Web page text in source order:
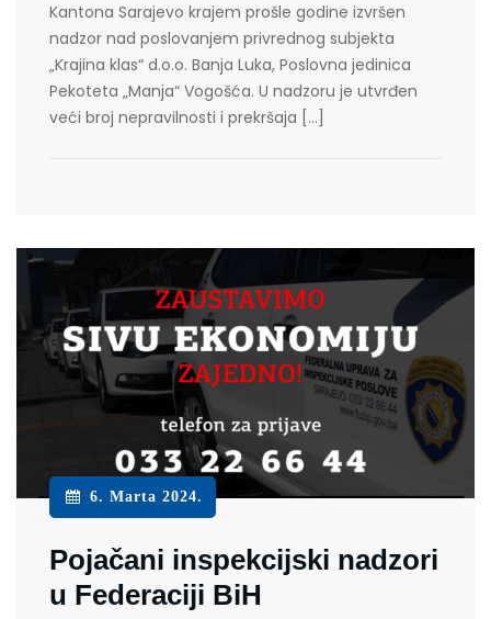
Kantona Sarajevo krajem prošle godine izvršen
nadzor nad poslovanjem privrednog subjekta
„Krajina klas“ d.o.o. Banja Luka, Poslovna jedinica
Pekoteta „Manja“ Vogošća. U nadzoru je utvrđen
veći broj nepravilnosti i prekršaja […]
6. Marta 2024.
Pojačani inspekcijski nadzori
u Federaciji BiH